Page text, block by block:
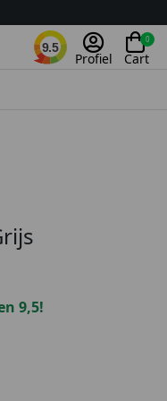
9.5
Profiel
0
Cart
9,5!